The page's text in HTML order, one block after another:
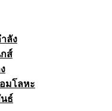
ลัง
ส์
มโลหะ
ธ์